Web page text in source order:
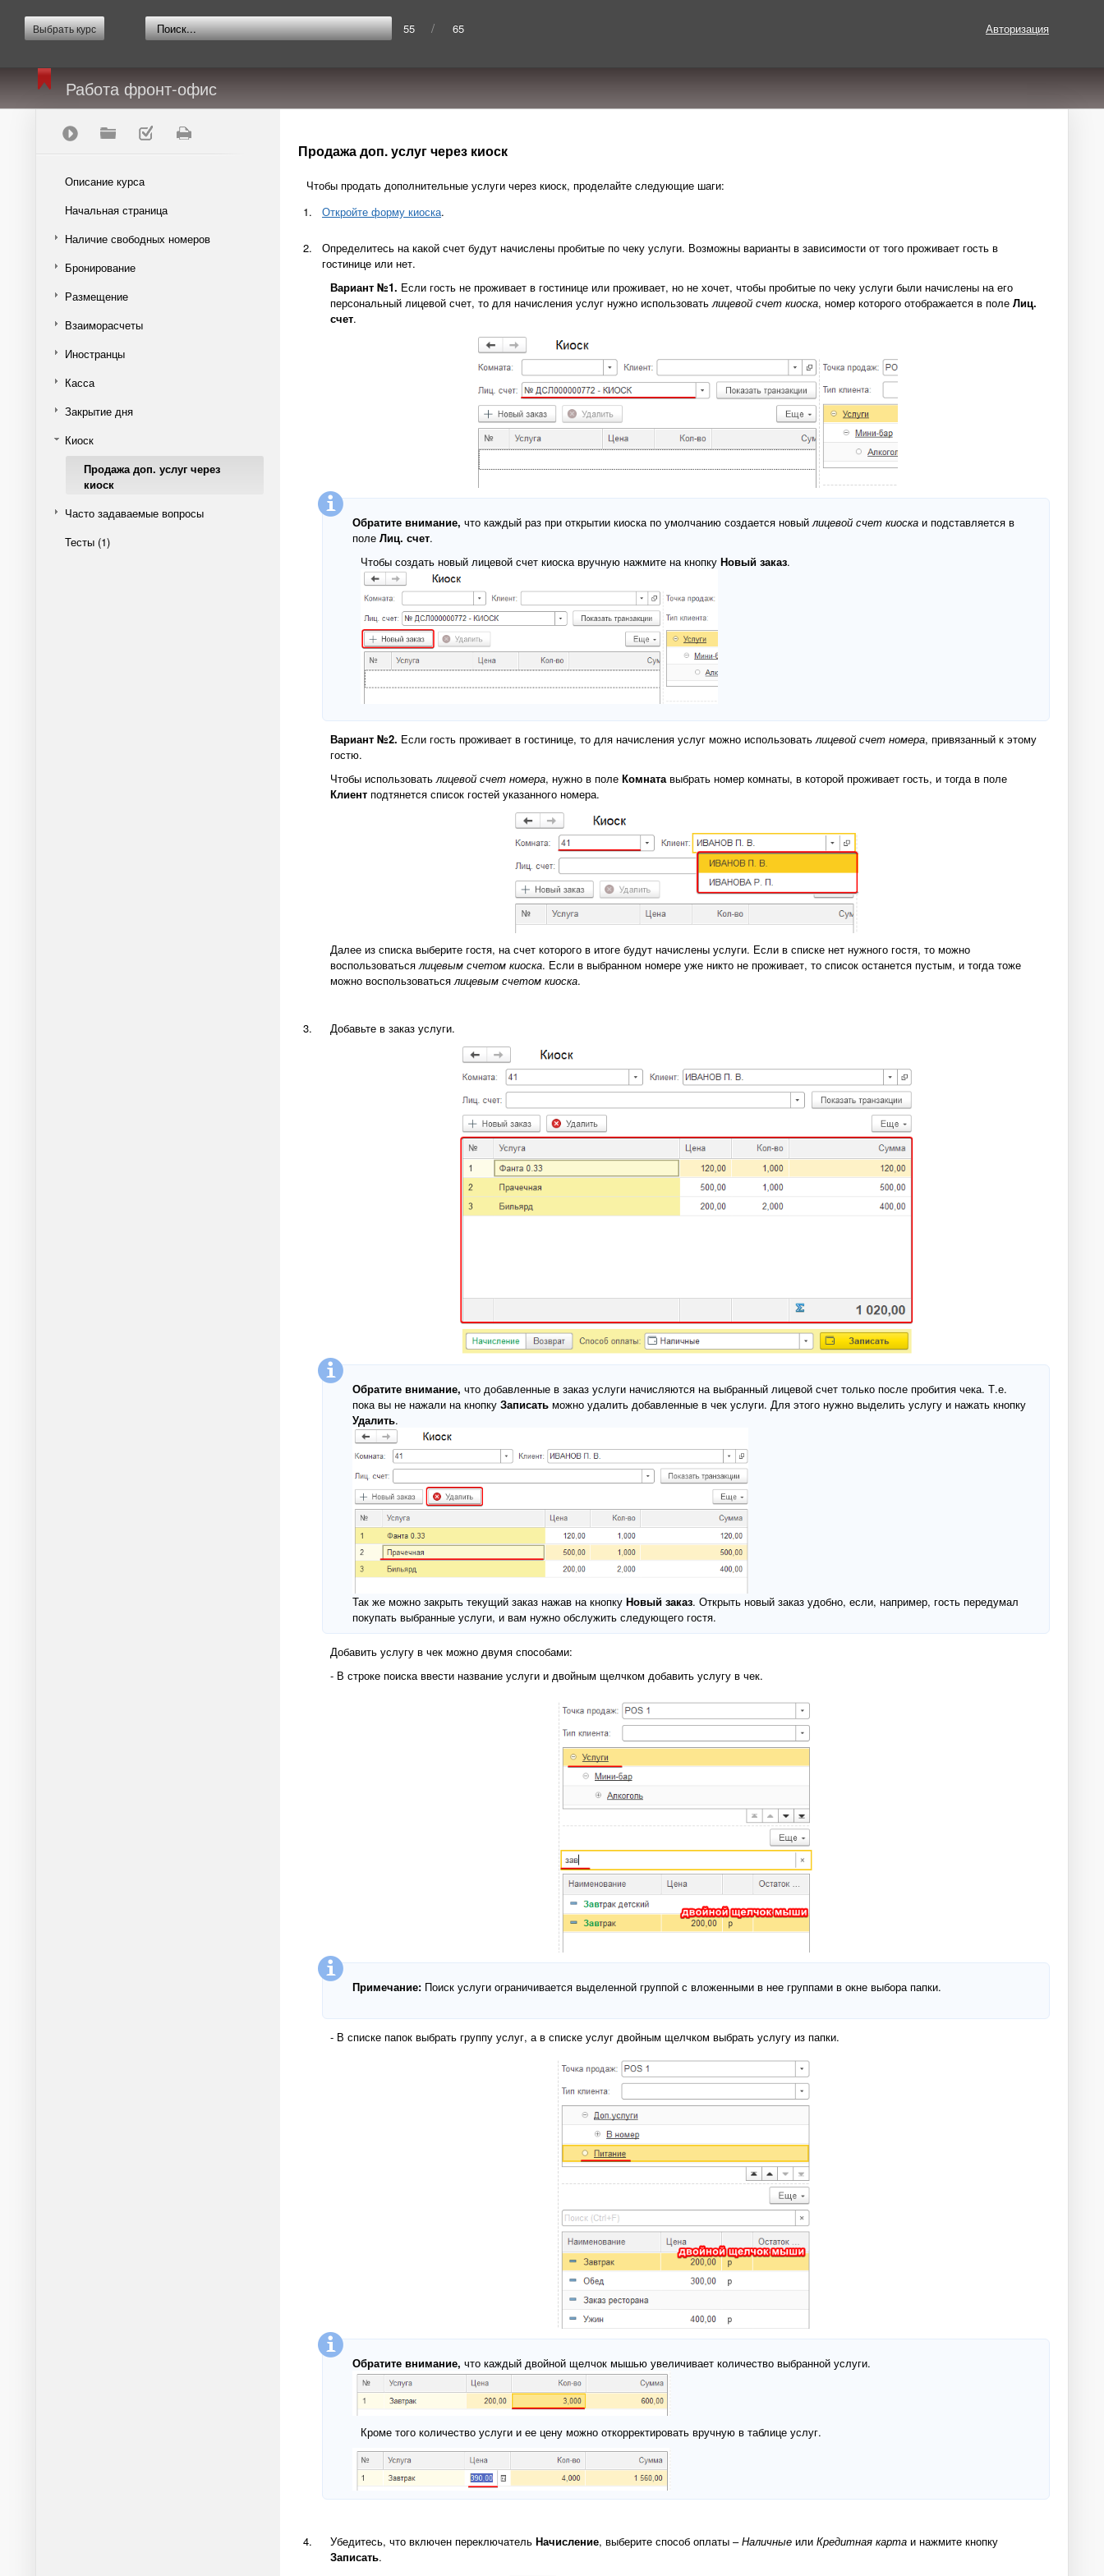
Авторизация
Выбрать курс 55 / 65
Работа фронт-офис
Описание курса
Начальная страница
Наличие свободных номеров
Бронирование
Размещение
Взаиморасчеты
Иностранцы
Касса
Закрытие дня
Киоск
Продажа доп. услуг через
киоск
Часто задаваемые вопросы
Тесты (1)
Продажа доп. услуг через киоск
Чтобы продать дополнительные услуги через киоск, проделайте следующие шаги:
Откройте форму киоска.
Определитесь на какой счет будут начислены пробитые по чеку услуги. Возможны варианты в зависимости от того проживает гость в
гостинице или нет.
Вариант №1. Если гость не проживает в гостинице или проживает, но не хочет, чтобы пробитые по чеку услуги были начислены на его
персональный лицевой счет, то для начисления услуг нужно использоватьлицевой счет киоска, номер которого отображается в поле Лиц.
счет.
Обратите внимание, что каждый раз при открытии киоска по умолчанию создается новыйлицевой счет киоска и подставляется в
поле Лиц. счет.
Чтобы создать новый лицевой счет киоска вручную нажмите на кнопку Новый заказ.
Вариант №2. Если гость проживает в гостинице, то для начисления услуг можно использоватьлицевой счет номера, привязанный к этому
гостю.
Чтобы использоватьлицевой счет номера, нужно в поле Комнатавыбрать номер комнаты, в которой проживает гость, и тогда в поле
Клиент подтянется список гостей указанного номера.
Далее из списка выберите гостя, на счет которого в итоге будут начислены услуги. Если в списке нет нужного гостя, то можно
воспользоватьсялицевым счетом киоска. Если в выбранном номере уже никто не проживает, то список останется пустым, и тогда тоже
можно воспользоватьсялицевым счетом киоска.
Добавьте в заказ услуги.
Обратите внимание, что добавленные в заказ услуги начисляются на выбранный лицевой счет только после пробития чека. Т.е.
пока вы не нажали на кнопку Записать можно удалить добавленные в чек услуги. Для этого нужно выделить услугу и нажать кнопку
Удалить.
Так же можно закрыть текущий заказ нажав на кнопку Новый заказ. Открыть новый заказ удобно, если, например, гость передумал
покупать выбранные услуги, и вам нужно обслужить следующего гостя.
Добавить услугу в чек можно двумя способами:
- В строке поиска ввести название услуги и двойным щелчком добавить услугу в чек.
Примечание: Поиск услуги ограничивается выделенной группой с вложенными в нее группами в окне выбора папки.
- В списке папок выбрать группу услуг, а в списке услуг двойным щелчком выбрать услугу из папки.
Обратите внимание, что каждый двойной щелчок мышью увеличивает количество выбранной услуги.
Кроме того количество услуги и ее цену можно откорректировать вручную в таблице услуг.
Убедитесь, что включен переключатель Начисление, выберите способ оплаты –Наличные или Кредитная карта и нажмите кнопку
Записать.